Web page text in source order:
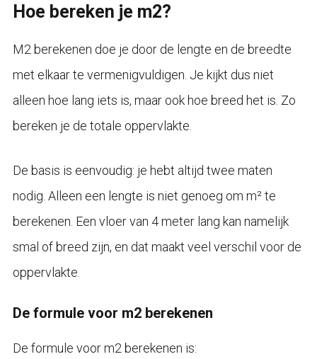
Hoe bereken je m2?
M2 berekenen doe je door de lengte en de breedte
met elkaar te vermenigvuldigen. Je kijkt dus niet
alleen hoe lang iets is, maar ook hoe breed het is. Zo
bereken je de totale oppervlakte.
De basis is eenvoudig: je hebt altijd twee maten
nodig. Alleen een lengte is niet genoeg om m² te
berekenen. Een vloer van 4 meter lang kan namelijk
smal of breed zijn, en dat maakt veel verschil voor de
oppervlakte.
De formule voor m2 berekenen
De formule voor m2 berekenen is: